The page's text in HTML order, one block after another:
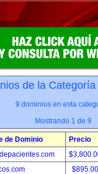
de la
9 dominios en esta
Mostrando 1 de 9
de Dominio
Precio